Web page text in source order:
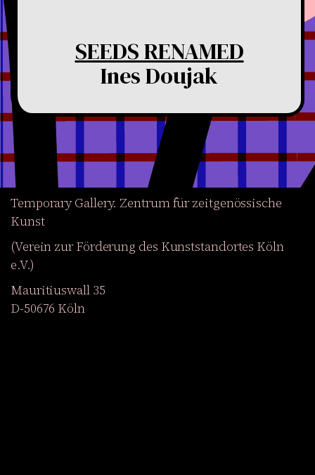
SEEDS RENAMED
Ines Doujak
Temporary Gallery. Zentrum für zeitgenössische
Kunst
(Verein zur Förderung des Kunststandortes Köln
e.V.)
Mauritiuswall 35
D-50676 Köln